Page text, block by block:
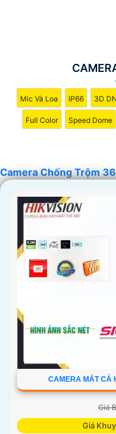
cho gia đình mà còn
chi phí tiết kiệm, đẳng
Mic Và Loa IP66 3D
Full Color Speed Dome
Camera Chống Trộm
CAMERA MẮT CÁ
Giá
Giá